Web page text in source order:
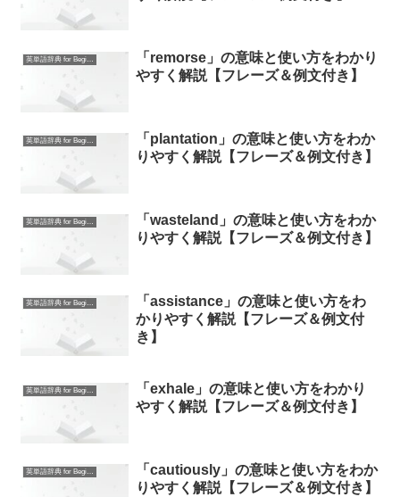
英単語辞典 for Beginners
「remorse」の意味と使い方をわかり
やすく解説【フレーズ＆例文付き】
英単語辞典 for Beginners
「plantation」の意味と使い方をわか
りやすく解説【フレーズ＆例文付き】
英単語辞典 for Beginners
「wasteland」の意味と使い方をわか
りやすく解説【フレーズ＆例文付き】
英単語辞典 for Beginners
「assistance」の意味と使い方をわ
かりやすく解説【フレーズ＆例文付
き】
英単語辞典 for Beginners
「exhale」の意味と使い方をわかり
やすく解説【フレーズ＆例文付き】
英単語辞典 for Beginners
「cautiously」の意味と使い方をわか
りやすく解説【フレーズ＆例文付き】